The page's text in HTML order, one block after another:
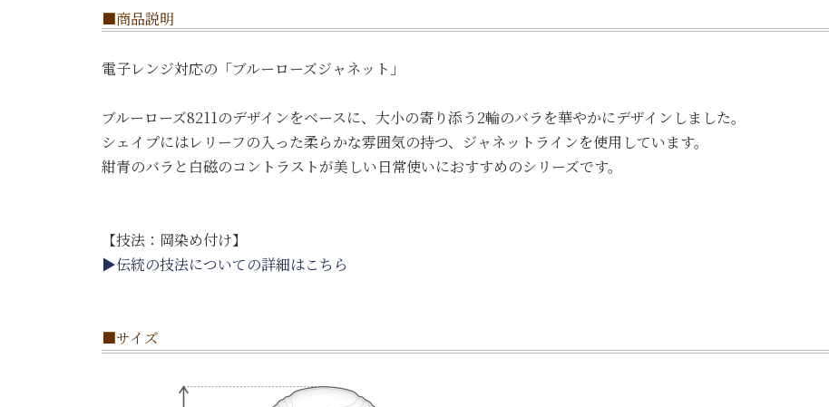
■商品説明
電子レンジ対応の「ブルーローズジャネット」
ブルーローズ8211のデザインをベースに、大小の寄り添う2輪のバラを華やかにデザインしました。
シェイプにはレリーフの入った柔らかな雰囲気の持つ、ジャネットラインを使用しています。
紺青のバラと白磁のコントラストが美しい日常使いにおすすめのシリーズです。
【技法：岡染め付け】
▶伝統の技法についての詳細はこちら
■サイズ